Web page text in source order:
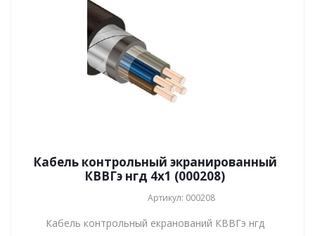
Кабель контрольный экранированный
КВВГэ нгд 4x1 (000208)
Артикул: 000208
Кабель контрольный екранований КВВГэ нгд